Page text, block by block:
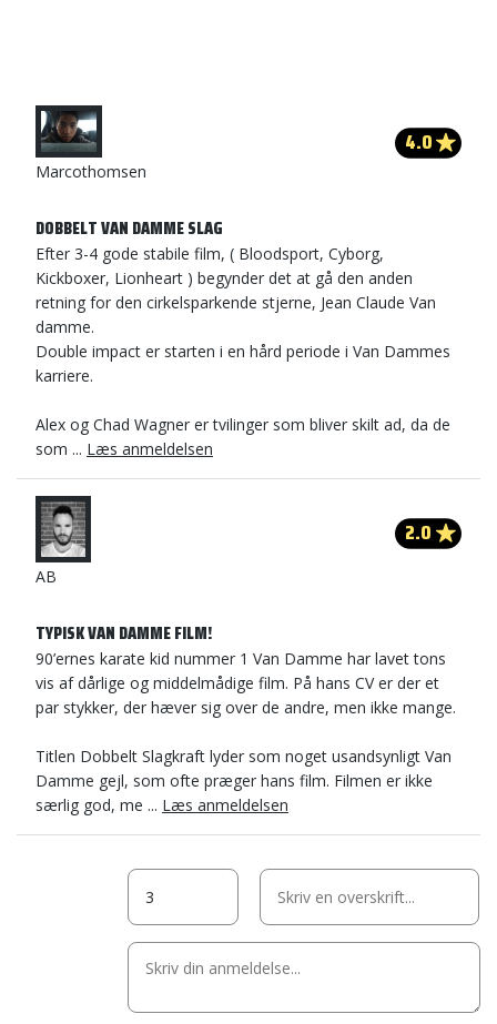
Marcothomsen
4.0
DOBBELT VAN DAMME SLAG
Efter 3-4 gode stabile film, ( Bloodsport, Cyborg,
Kickboxer, Lionheart ) begynder det at gå den anden
retning for den cirkelsparkende stjerne, Jean Claude Van
damme.
Double impact er starten i en hård periode i Van Dammes
karriere.
Alex og Chad Wagner er tvilinger som bliver skilt ad, da de
som ... Læs anmeldelsen
AB
2.0
TYPISK VAN DAMME FILM!
90’ernes karate kid nummer 1 Van Damme har lavet tons
vis af dårlige og middelmådige film. På hans CV er der et
par stykker, der hæver sig over de andre, men ikke mange.
Titlen Dobbelt Slagkraft lyder som noget usandsynligt Van
Damme gejl, som ofte præger hans film. Filmen er ikke
særlig god, me ... Læs anmeldelsen